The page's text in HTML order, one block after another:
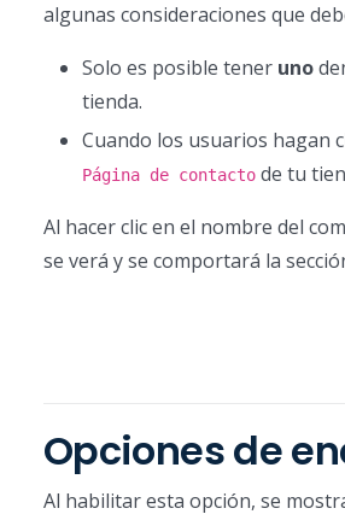
algunas consideraciones que
Solo es posible tener uno
tienda.
Cuando los usuarios hagan
Página de contacto de tu
Al hacer clic en el nombre del
se verá y se comportará la
Opciones de
Al habilitar esta opción, se